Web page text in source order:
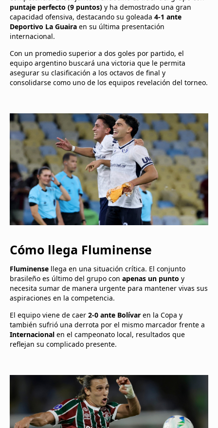
puntaje perfecto (9 puntos) y ha demostrado una gran
capacidad ofensiva, destacando su goleada 4-1 ante
Deportivo La Guaira en su última presentación
internacional.
Con un promedio superior a dos goles por partido, el
equipo argentino buscará una victoria que le permita
asegurar su clasificación a los octavos de final y
consolidarse como uno de los equipos revelación del torneo.
Cómo llega Fluminense
Fluminense llega en una situación crítica. El conjunto
brasileño es último del grupo con apenas un punto y
necesita sumar de manera urgente para mantener vivas sus
aspiraciones en la competencia.
El equipo viene de caer 2-0 ante Bolívar en la Copa y
también sufrió una derrota por el mismo marcador frente a
Internacional en el campeonato local, resultados que
reflejan su complicado presente.